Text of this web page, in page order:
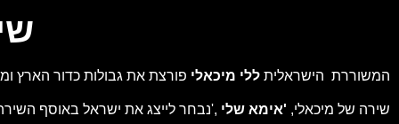
המשוררת הישראלית ללי מיכאלי פורצת את גבולות כדור הארץ
שירה של מיכאלי, 'אימא שלי